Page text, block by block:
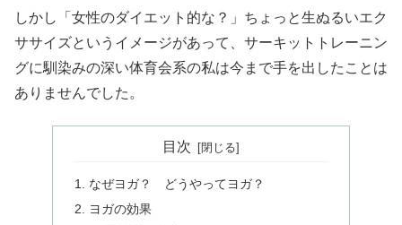
しかし「女性のダイエット的な？」ちょっと生ぬるいエク
ササイズというイメージがあって、サーキットトレーニン
グに馴染みの深い体育会系の私は今まで手を出したことは
ありませんでした。
目次
なぜヨガ？ どうやってヨガ？
ヨガの効果